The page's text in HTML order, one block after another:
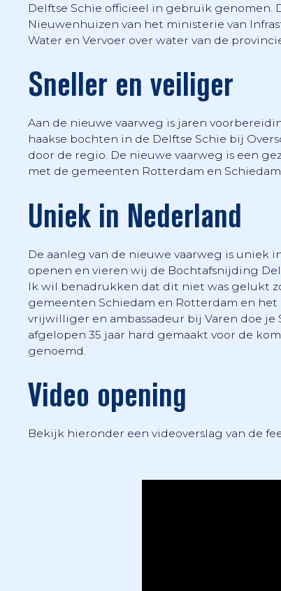
Delftse Schie officieel in gebruik genomen.
Nieuwenhuizen van het ministerie van
Water en Vervoer over water van de
Sneller en veiliger
Aan de nieuwe vaarweg is jaren
haakse bochten in de Delftse Schie bij
door de regio. De nieuwe vaarweg is een
met de gemeenten Rotterdam en
Uniek in Nederland
De aanleg van de nieuwe vaarweg is uniek
openen en vieren wij de Bochtafsnijding
Ik wil benadrukken dat dit niet was gelukt
gemeenten Schiedam en Rotterdam en het
vrijwilliger en ambassadeur bij Varen doe je
afgelopen 35 jaar hard gemaakt voor de
genoemd.
Video opening
Bekijk hieronder een videoverslag van de